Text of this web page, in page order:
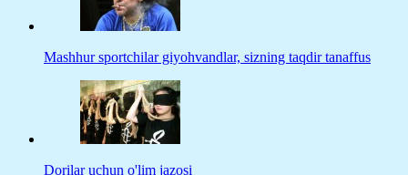
Mashhur sportchilar giyohvandlar, sizning taqdir tanaffus
Dorilar uchun o'lim jazosi